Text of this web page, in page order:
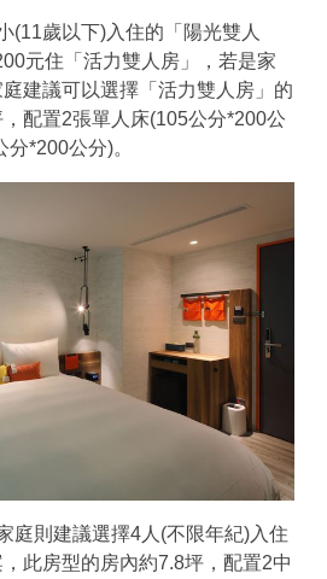
(11歲以下)入住的「陽光雙人
元住「活力雙人房」，若是家
建議可以選擇「活力雙人房」的
配置2張單人床(105公分*200公
*200公分)。
庭則建議選擇4人(不限年紀)入住
，此房型的房內約7.8坪，配置2中